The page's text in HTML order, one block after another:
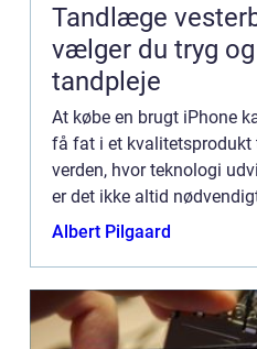
Tandlæge vesterbro
vælger du tryg
tandpleje
At købe en brugt iPhone
få fat i et kvalitetsprodukt
verden, hvor teknologi
er det ikke altid
nyeste m...
Albert Pilgaard